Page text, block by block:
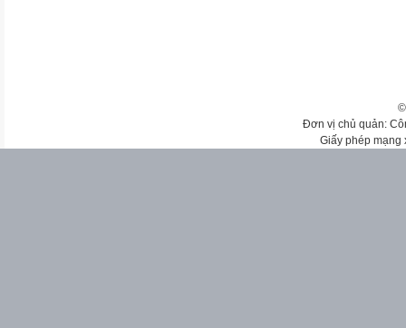
Đơn vị chủ quản:
Giấy phép mạng